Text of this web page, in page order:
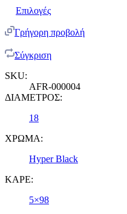
Επιλογές
Γρήγορη προβολή
Σύγκριση
SKU:
AFR-000004
ΔΙΑΜΕΤΡΟΣ:
18
ΧΡΩΜΑ:
Hyper Black
ΚΑΡΕ:
5×98